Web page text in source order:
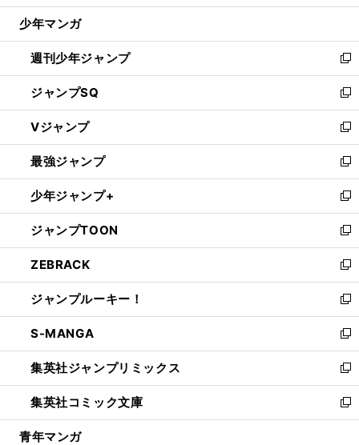
ウ
開
く
少年マンガ
週刊少年ジャンプ
新
し
い
ウ
ィ
ン
ド
ウ
で
開
く
ジャンプSQ
新
し
い
ウ
ィ
ン
ド
ウ
で
開
く
Vジャンプ
新
し
い
ウ
ィ
ン
ド
ウ
で
開
く
最強ジャンプ
新
し
い
ウ
ィ
ン
ド
ウ
で
開
く
少年ジャンプ+
新
し
い
ウ
ィ
ン
ド
ウ
で
開
く
ジャンプTOON
新
し
い
ウ
ィ
ン
ド
ウ
で
開
く
ZEBRACK
新
し
い
ウ
ィ
ン
ド
ウ
で
開
ジャンプルーキー！
新
し
い
ウ
ィ
ン
ド
ウ
S-MANGA
新
し
い
ウ
ィ
ン
集英社ジャンプリミックス
新
し
い
ウ
集英社コミック文庫
新
し
青年マンガ